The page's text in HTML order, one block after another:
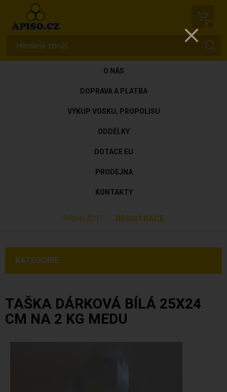
0
O NÁS
DOPRAVA A PLATBA
VÝKUP VOSKU, PROPOLISU
ODDĚLKY
DOTACE EU
PRODEJNA
KONTAKTY
PŘIHLÁSIT REGISTRACE
KATEGORIE
TAŠKA DÁRKOVÁ BÍLÁ 25X24
CM NA 2 KG MEDU